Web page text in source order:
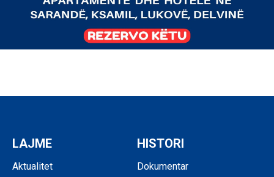
LAJME
Aktualitet
HISTORI
Dokumentar